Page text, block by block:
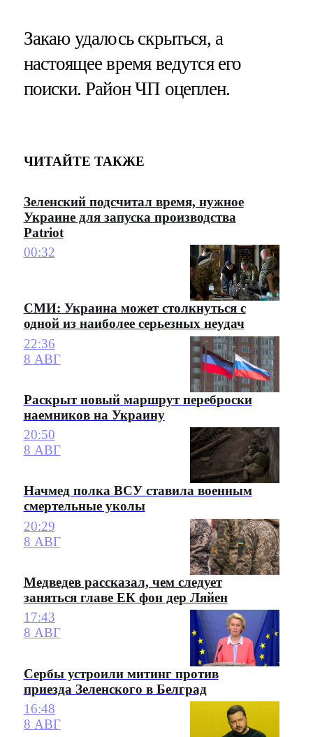
Закаю удалось скрыться, а
настоящее время ведутся его
поиски. Район ЧП оцеплен.
ЧИТАЙТЕ ТАКЖЕ
Зеленский подсчитал время, нужное
Украине для запуска производства
Patriot
00:32
СМИ: Украина может столкнуться с
одной из наиболее серьезных неудач
22:36
8 АВГ
Раскрыт новый маршрут переброски
наемников на Украину
20:50
8 АВГ
Начмед полка ВСУ ставила военным
смертельные уколы
20:29
8 АВГ
Медведев рассказал, чем следует
заняться главе ЕК фон дер Ляйен
17:43
8 АВГ
Сербы устроили митинг против
приезда Зеленского в Белград
16:48
8 АВГ